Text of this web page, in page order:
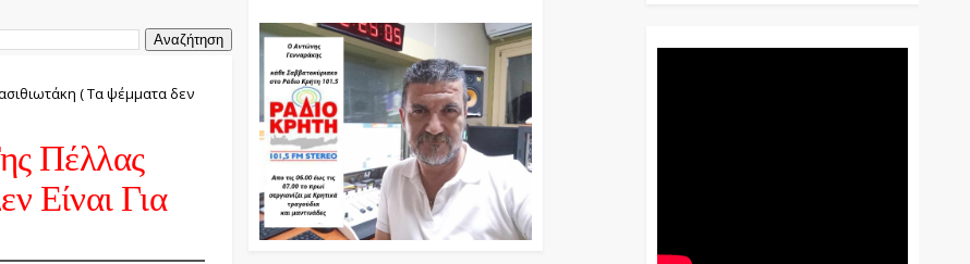
( Τα ψέμματα δεν
Πέλλας
Είναι Για